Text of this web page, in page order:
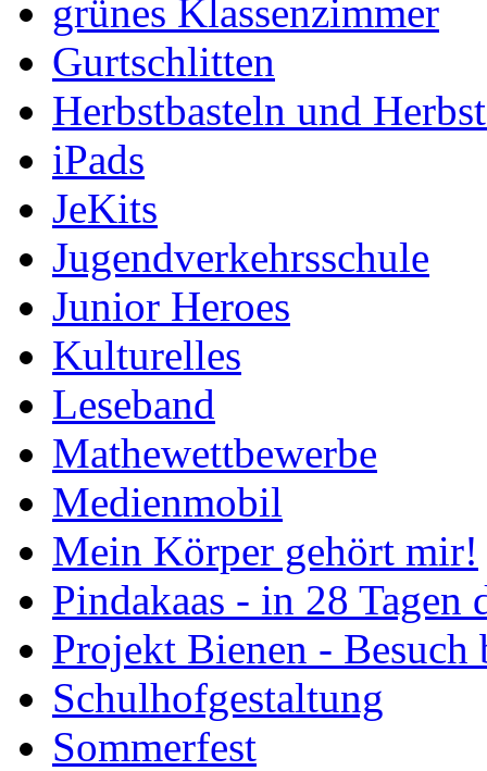
grünes Klassenzimmer
Gurtschlitten
Herbstbasteln und
iPads
JeKits
Jugendverkehrsschule
Junior Heroes
Kulturelles
Leseband
Mathewettbewerbe
Medienmobil
Mein Körper gehört mir!
Pindakaas - in 28 Tagen
Projekt Bienen - Besuch
Schulhofgestaltung
Sommerfest